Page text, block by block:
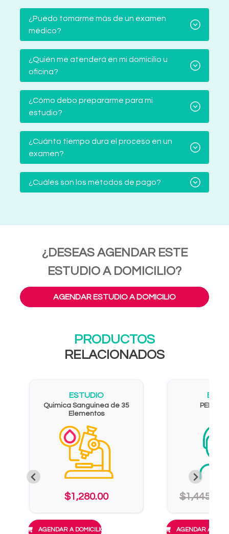
¿Puedo tomarme más de un examen
médico?
¿Quién me atenderá en mi domicilio u
oficina?
¿Cómo debo prepararme para mi
estudio?
¿Cuánto tiempo dura el proceso en un
examen?
¿Cuáles son los métodos de pago?
¿DESEAS AGENDAR ESTE
ESTUDIO A DOMICILIO?
AGENDAR ESTUDIO A DOMICILIO
PRODUCTOS
RELACIONADOS
ESTUDIO
Quimica Sanguinea de 35
Elementos
$1,280.00
AGENDAR A DOMICILIO
PERFIL
$1,445.00
AGENDAR A